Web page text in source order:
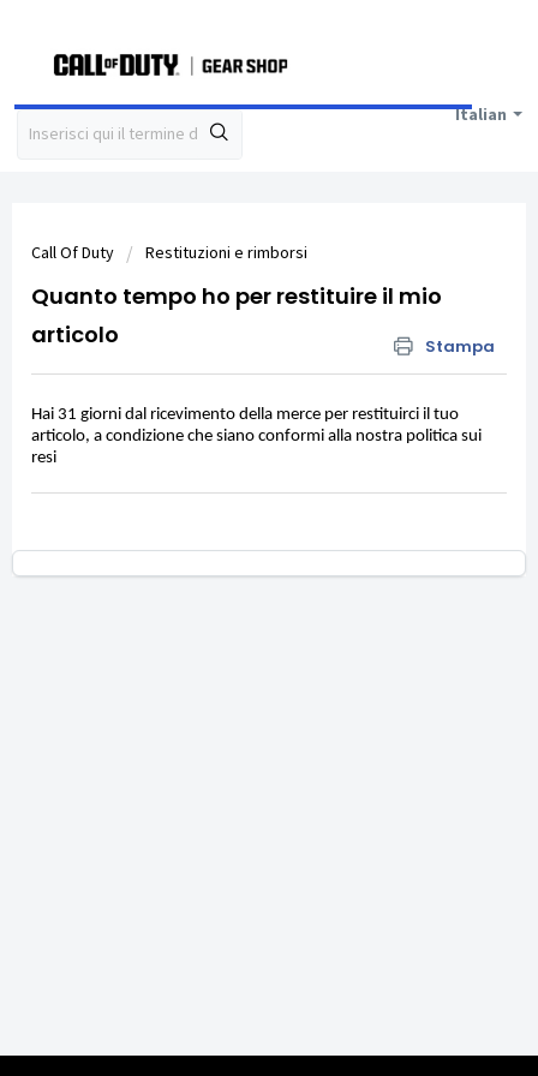
Italian
Call Of Duty Restituzioni e rimborsi
Quanto tempo ho per restituire il mio
articolo
Stampa
Hai 31 giorni dal ricevimento della merce per restituirci il tuo
articolo, a condizione che siano conformi alla nostra politica sui
resi